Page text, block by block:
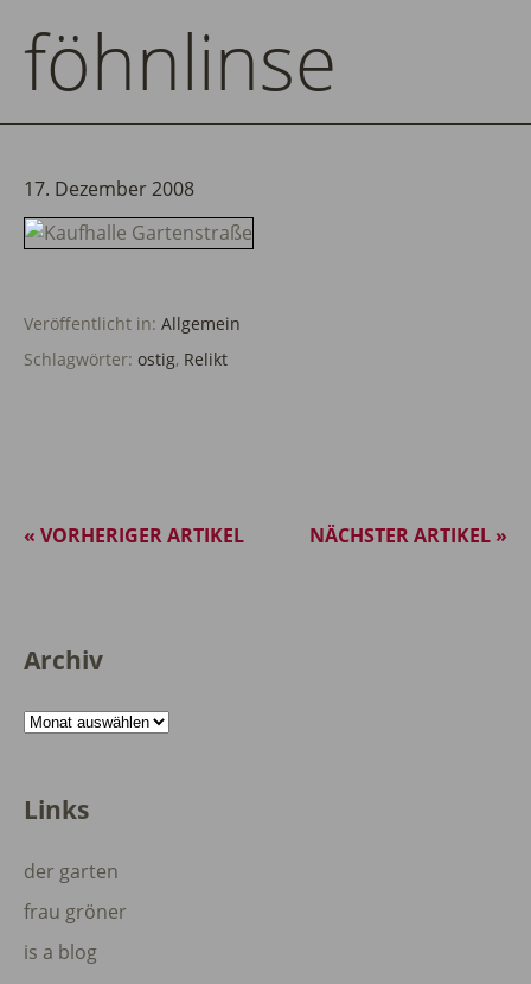
föhnlinse
17. Dezember 2008
Veröffentlicht in: Allgemein
Schlagwörter: ostig, Relikt
NÄCHSTER ARTIKEL »
« VORHERIGER ARTIKEL
Archiv
Archiv
Links
der garten
frau gröner
is a blog